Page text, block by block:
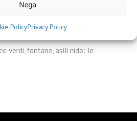
Nega
PolicyPrivacy Policy
meno stress: la natura a
verdi, fontane, asili nido: le